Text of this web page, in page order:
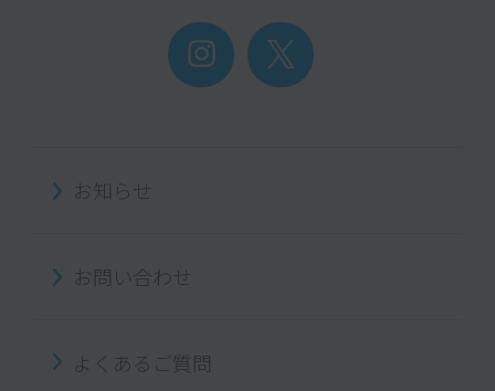
お知らせ
お問い合わせ
よくあるご質問